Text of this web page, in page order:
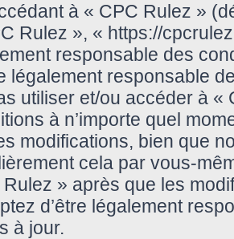
à « CPC Rulez »
Rulez », « https://
responsable des
légalement responsable
utiliser et/ou accéder à
à n’importe quel
modifications, bien que
cela par vous-
Rulez » après que les
d’être légalement
à jour.